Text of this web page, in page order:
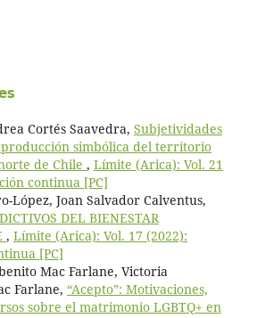
Cortés Saavedra, Subjetividades
simbólica del territorio
de Chile , Límite (Arica): Vol. 21
continua [PC]
López, Joan Salvador Calventus,
DEL BIENESTAR
, Límite (Arica): Vol. 17 (2022):
[PC]
Mac Farlane, Victoria
Farlane, “Acepto”: Motivaciones,
sobre el matrimonio LGBTQ+ en